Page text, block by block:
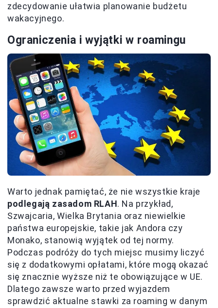
zdecydowanie ułatwia planowanie budżetu
wakacyjnego.
Ograniczenia i wyjątki w roamingu
Warto jednak pamiętać, że nie wszystkie kraje
podlegają zasadom RLAH. Na przykład,
Szwajcaria, Wielka Brytania oraz niewielkie
państwa europejskie, takie jak Andora czy
Monako, stanowią wyjątek od tej normy.
Podczas podróży do tych miejsc musimy liczyć
się z dodatkowymi opłatami, które mogą okazać
się znacznie wyższe niż te obowiązujące w UE.
Dlatego zawsze warto przed wyjazdem
sprawdzić aktualne stawki za roaming w danym